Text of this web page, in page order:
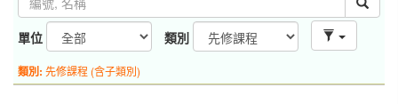
單位 類別
類別: 先修課程 (含子類別)